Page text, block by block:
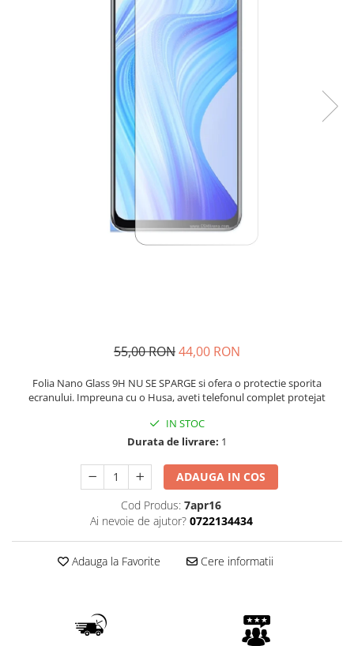
55,00 RON44,00 RON
Folia Nano Glass 9H NU SE SPARGE si ofera o protectie sporita
ecranului. Impreuna cu o Husa, aveti telefonul complet protejat
IN STOC
Durata de livrare: 1
ADAUGA IN COS
Cod Produs: 7apr16
Ai nevoie de ajutor? 0722134434
Adauga la Favorite Cere informatii